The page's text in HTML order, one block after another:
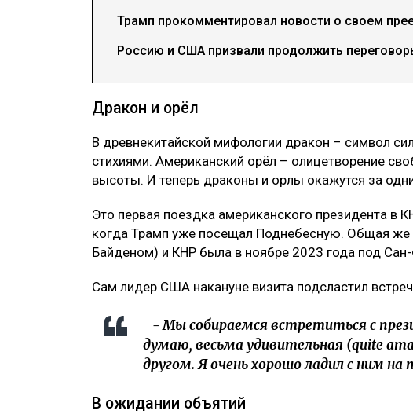
Трамп прокомментировал новости о своем
Россию и США призвали продолжить
Дракон и орёл
В древнекитайской мифологии дракон – символ
стихиями. Американский орёл – олицетворение
высоты. И теперь драконы и орлы окажутся за
Это первая поездка американского президента в
когда Трамп уже посещал Поднебесную. Общая
Байденом) и КНР была в ноябре 2023 года под
Сам лидер США накануне визита подсластил
- Мы собираемся встретиться с
думаю, весьма удивительная (quite
другом. Я очень хорошо ладил с ним
В ожидании объятий